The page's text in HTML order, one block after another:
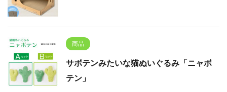
商品
サボテンみたいな猫ぬいぐるみ「ニャボ
テン」